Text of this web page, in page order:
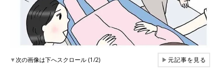
▼次の画像は下へスクロール (1/2) ▶元記事を見る